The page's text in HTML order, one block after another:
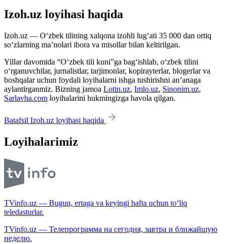
Izoh.uz loyihasi haqida
Izoh.uz — O‘zbek tilining xalqona izohli lug‘ati 35 000 dan ortiq
so‘zlarning ma’nolari ibora va misollar bilan keltirilgan.
Yillar davomida “O‘zbek tili kuni”ga bag‘ishlab, o‘zbek tilini
o‘rganuvchilar, jurnalistlar, tarjimonlar, kopirayterlar, blogerlar va
boshqalar uchun foydali loyihalarni ishga tushirishni an’anaga
aylantirganmiz. Bizning jamoa Lotin.uz, Imlo.uz, Sinonim.uz,
Sarlavha.com loyihalarini hukmingizga havola qilgan.
Batafsil Izoh.uz loyihasi haqida
Loyihalarimiz
TVinfo.uz — Bugun, ertaga va keyingi hafta uchun to‘liq
teledasturlar.
TVinfo.uz — Телепрограмма на сегодня, завтра и ближайшую
неделю.